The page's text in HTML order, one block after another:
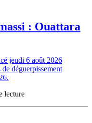
: Ouattara
jeudi 6 août 2026
déguerpissement
lecture